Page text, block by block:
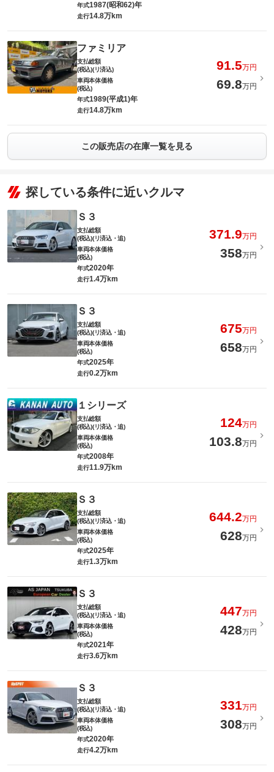
年式1987(昭和62)年
走行14.8万km
ファミリア
支払総額
(税込)(リ済込)
91.5万円
車両本体価格
(税込)
69.8万円
年式1989(平成1)年
走行14.8万km
この販売店の在庫一覧を見る
探している条件に近いクルマ
Ｓ３
支払総額
(税込)(リ済込・追)
371.9万円
車両本体価格
(税込)
358万円
年式2020年
走行1.4万km
Ｓ３
支払総額
(税込)(リ済込・追)
675万円
車両本体価格
(税込)
658万円
年式2025年
走行0.2万km
１シリーズ
支払総額
(税込)(リ済込・追)
124万円
車両本体価格
(税込)
103.8万円
年式2008年
走行11.9万km
Ｓ３
支払総額
(税込)(リ済込・追)
644.2万円
車両本体価格
(税込)
628万円
年式2025年
走行1.3万km
Ｓ３
支払総額
(税込)(リ済込・追)
447万円
車両本体価格
(税込)
428万円
年式2021年
走行3.6万km
Ｓ３
支払総額
(税込)(リ済込・追)
331万円
車両本体価格
(税込)
308万円
年式2020年
走行4.2万km